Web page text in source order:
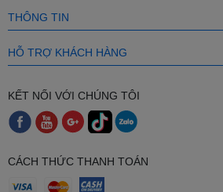
THÔNG TIN
HỖ TRỢ KHÁCH HÀNG
KẾT NỐI VỚI CHÚNG TÔI
CÁCH THỨC THANH TOÁN